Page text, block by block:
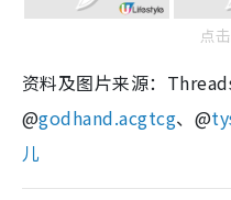
点
资料及图片来源：
@godhand.acgtcg、@
儿